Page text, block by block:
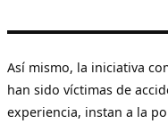
Así mismo, la iniciativa
han sido víctimas de
experiencia, instan a la